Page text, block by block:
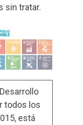
sin tratar.
todos los
está